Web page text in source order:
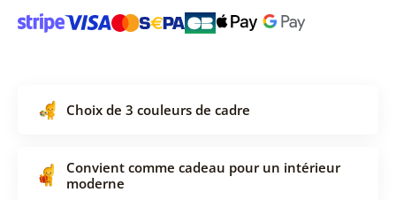
Choix de 3 couleurs de cadre
Convient comme cadeau pour un intérieur
moderne